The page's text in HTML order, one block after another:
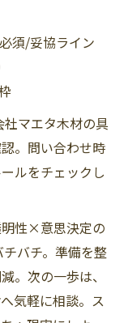
須/妥協ライン
マエタ木材の具
。問い合わせ時
ルをチェックし
性×意思決定の
バチ。準備を整
。次の一歩は、
へ気軽に相談。ス